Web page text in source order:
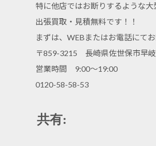
特に他店ではお断りするような大
出張買取・見積無料です！！
まずは、WEBまたはお電話にて
〒859-3215 長崎県佐世保市早
営業時間 9:00～19:00
0120-58-58-53
共有: